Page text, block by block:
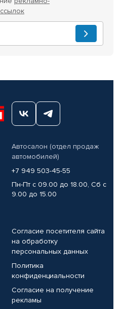
Автосалон (отдел продаж
автомобилей)
+7 949 503-45-55
Пн-Пт с 09.00 до 18.00, Сб с
9.00 до 15.00
Согласие посетителя сайта
на обработку
персональных данных
Политика
конфиденциальности
Согласие на получение
рекламы